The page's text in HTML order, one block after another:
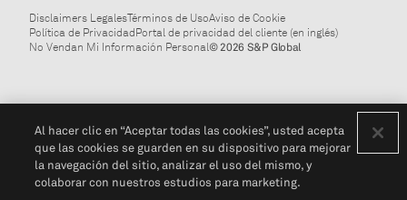
Disclaimers LegalesTérminos de UsoAviso de Cookie
Política de PrivacidadPortal de privacidad del cliente (en inglés)
No Vendan Mi Información Personal© 2026 S&P Global
Al hacer clic en “Aceptar todas las cookies”, usted acepta
que las cookies se guarden en su dispositivo para mejorar
la navegación del sitio, analizar el uso del mismo, y
colaborar con nuestros estudios para marketing.